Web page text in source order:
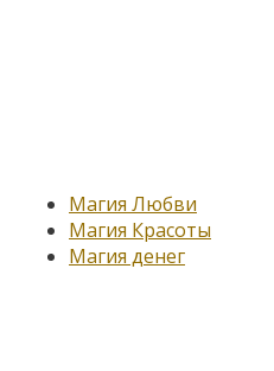
Магия Любви
Магия Красоты
Магия денег